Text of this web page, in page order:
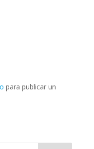
para publicar un